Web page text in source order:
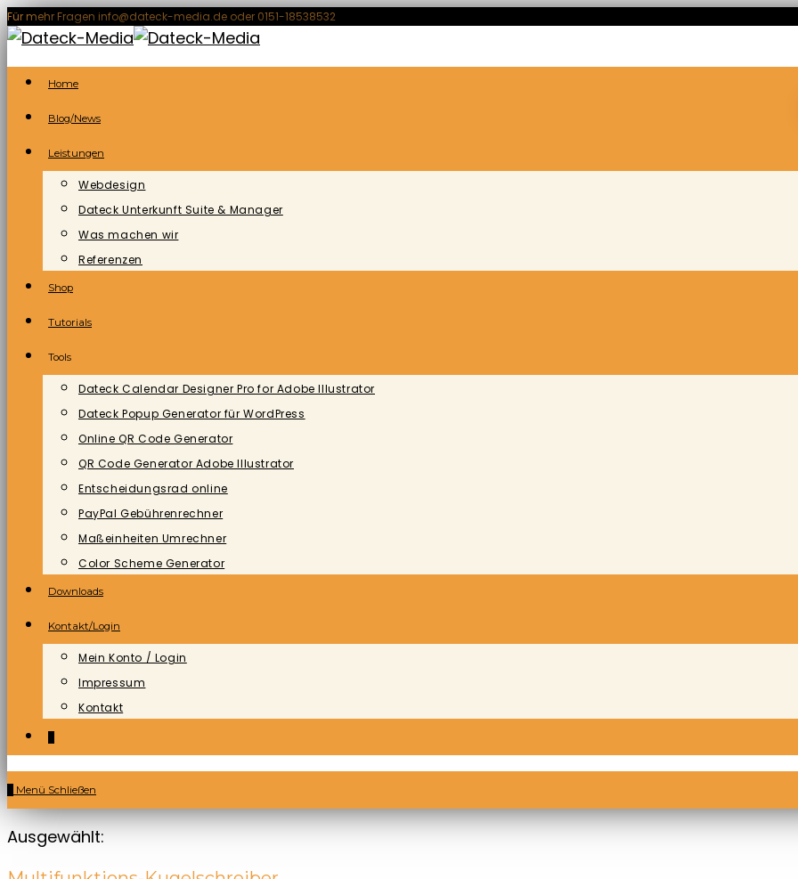
Zum
Inhalt
springen
Für mehr Fragen info@dateck-media.de oder 0151-18538532
Home
Blog/News
Leistungen
Webdesign
Dateck Unterkunft Suite & Manager
Was machen wir
Referenzen
Shop
Tutorials
Tools
Dateck Calendar Designer Pro for Adobe Illustrator
Dateck Popup Generator für WordPress
Online QR Code Generator
QR Code Generator Adobe Illustrator
Entscheidungsrad online
PayPal Gebührenrechner
Maßeinheiten Umrechner
Color Scheme Generator
Downloads
Kontakt/Login
Mein Konto / Login
Impressum
Kontakt
Menü Schließen
Ausgewählt: